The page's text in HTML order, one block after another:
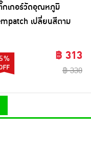
กเกอร์วัดอุณหภูมิ
เปลี่ยนสีตาม
6 ซอง
5% ฿ 313
฿ 330